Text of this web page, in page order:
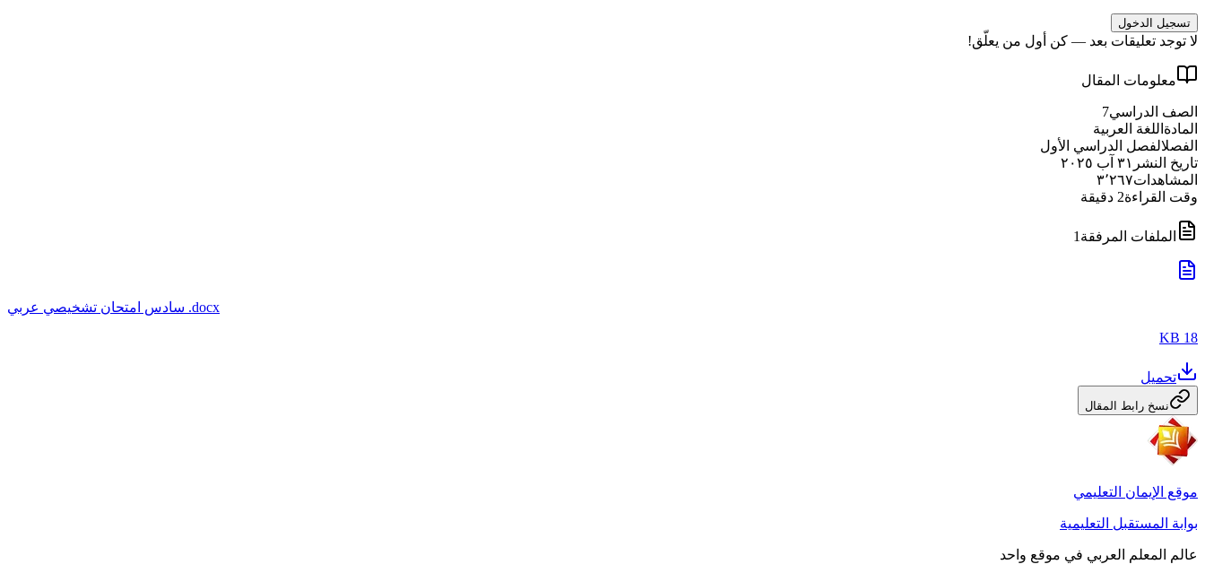
تسجيل الدخول
لا توجد تعليقات بعد — كن أول من يعلّق!
معلومات المقال
الصف الدراسي7
المادة اللغة العربية
الفصلالفصل الدراسي الأول
تاريخ النشر ٣١ آب ٢٠٢٥
المشاهدات٣٬٢٦٧
وقت القراءة2 دقيقة
الملفات المرفقة 1
سادس امتحان تشخيصي عربي .docx
18 KB
تحميل
نسخ رابط المقال
موقع الإيمان التعليمي
بوابة المستقبل التعليمية
عالم المعلم العربي في موقع واحد